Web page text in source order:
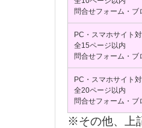
問合せフォーム・ブ
PC・スマホサイト
全15ページ以内
問合せフォーム・ブ
PC・スマホサイト
全20ページ以内
問合せフォーム・ブ
※その他、上